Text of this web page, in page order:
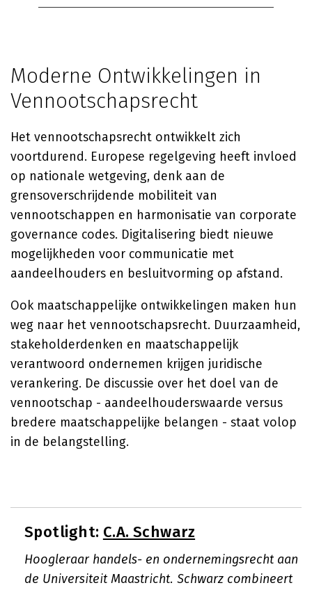
Moderne Ontwikkelingen in
Vennootschapsrecht
Het vennootschapsrecht ontwikkelt zich
voortdurend. Europese regelgeving heeft invloed
op nationale wetgeving, denk aan de
grensoverschrijdende mobiliteit van
vennootschappen en harmonisatie van corporate
governance codes. Digitalisering biedt nieuwe
mogelijkheden voor communicatie met
aandeelhouders en besluitvorming op afstand.
Ook maatschappelijke ontwikkelingen maken hun
weg naar het vennootschapsrecht. Duurzaamheid,
stakeholderdenken en maatschappelijk
verantwoord ondernemen krijgen juridische
verankering. De discussie over het doel van de
vennootschap - aandeelhouderswaarde versus
bredere maatschappelijke belangen - staat volop
in de belangstelling.
Spotlight: C.A. Schwarz
Hoogleraar handels- en ondernemingsrecht aan
de Universiteit Maastricht. Schwarz combineert